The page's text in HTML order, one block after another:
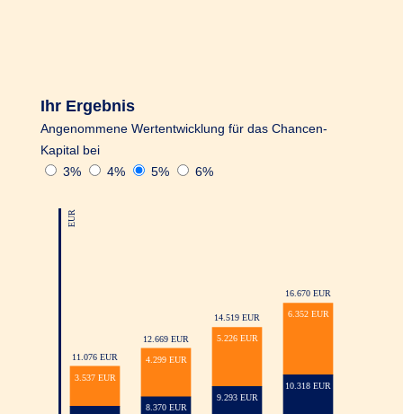
R+V-AnlageKombi Safe+Smart Konto
verbleiben.
500 EUR bis maximal 20.000 EUR
Ihr Ergebnis
Angenommene Wertentwicklung für das Chancen-
Kapital bei
3%
4% 5% 6%